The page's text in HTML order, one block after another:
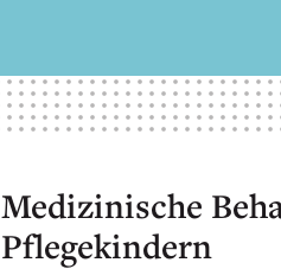
Medizinische
Pflegekindern